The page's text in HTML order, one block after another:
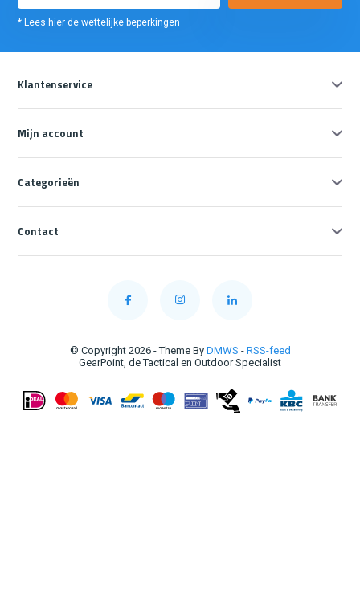
* Lees hier de wettelijke beperkingen
Klantenservice
Mijn account
Categorieën
Contact
© Copyright 2026 - Theme By DMWS - RSS-feed
GearPoint, de Tactical en Outdoor Specialist